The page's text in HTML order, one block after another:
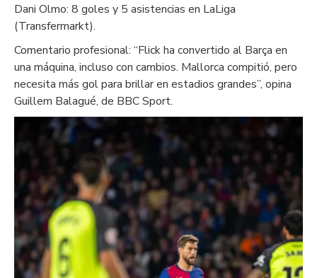
Dani Olmo: 8 goles y 5 asistencias en LaLiga
(Transfermarkt).
Comentario profesional: “Flick ha convertido al Barça en
una máquina, incluso con cambios. Mallorca compitió, pero
necesita más gol para brillar en estadios grandes”, opina
Guillem Balagué, de BBC Sport.